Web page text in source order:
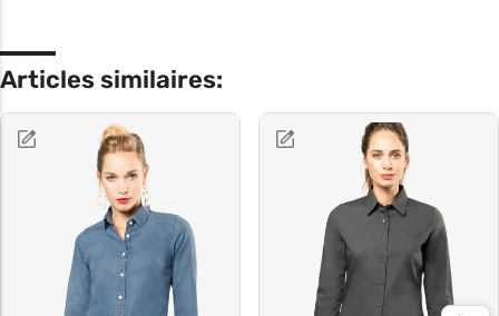
Articles similaires: